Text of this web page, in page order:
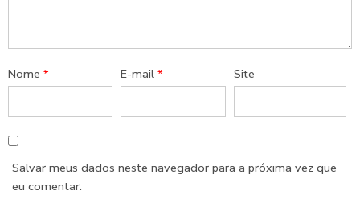
Nome * E-mail* Site
Salvar meus dados neste navegador para a próxima vez que
eu comentar.